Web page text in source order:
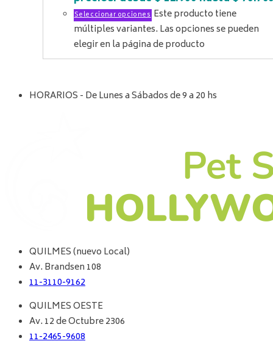
Seleccionar opciones Este producto tiene
múltiples variantes. Las opciones se pueden
elegir en la página de producto
HORARIOS - De Lunes a Sábados de 9 a 20 hs
QUILMES (nuevo Local)
Av. Brandsen 108
11-3110-9162
QUILMES OESTE
Av. 12 de Octubre 2306
11-2465-9608